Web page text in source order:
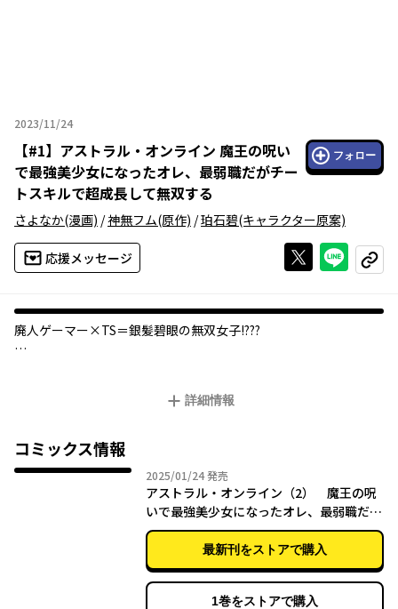
2023/11/24
2023年11月24日
【#1】 アストラル・オンライン 魔王の呪い
で最強美少女になったオレ、最弱職だがチー
トスキルで超成長して無双する
フォロー
さよなか(漫画) /神無フム(原作) /珀石碧(キャラクター原案)
応援メッセージ Xで投稿する
ライン
コピー
廃人ゲーマー×TS＝銀髪碧眼の無双女子!???
きなりラスボスの魔王と戦うことに。その上、魔王から呪いをか
込んだ新たなるVRMMOファンタジー開幕!!!!
詳細情報
コミックス情報
2025/01/242025年01月24日
発売
アストラル・オンライン（2） 魔王の呪
いで最強美少女になったオレ、最弱職だが
チートスキルで超成長して無双する
最新刊をストアで購入
1巻をストアで購入